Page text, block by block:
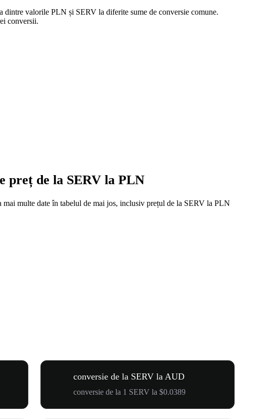
dintre valorile PLN și SERV la diferite sume de conversie comune.
conversii.
preț de la SERV la PLN
multe date în tabelul de mai jos, inclusiv prețul de la SERV la PLN
conversie de la SERV la AUD
conversie de la 1 SERV la $0.0389